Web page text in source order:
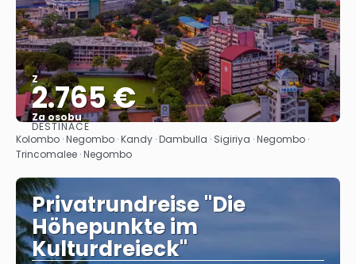
Z
2.765 €
Za osobu
Zobrazit
DESTINACE
Kolombo · Negombo · Kandy · Dambulla · Sigiriya · Negombo ·
Trincomalee · Negombo
Privatrundreise "Die
Höhepunkte im
Kulturdreieck"